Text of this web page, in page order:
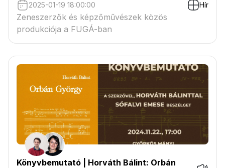
2025-01-19 18:00:00 Hír
Zeneszerzők és képzőművészek közös
produkciója a FUGÁ-ban
Könyvbemutató | Horváth Bálint: Orbán